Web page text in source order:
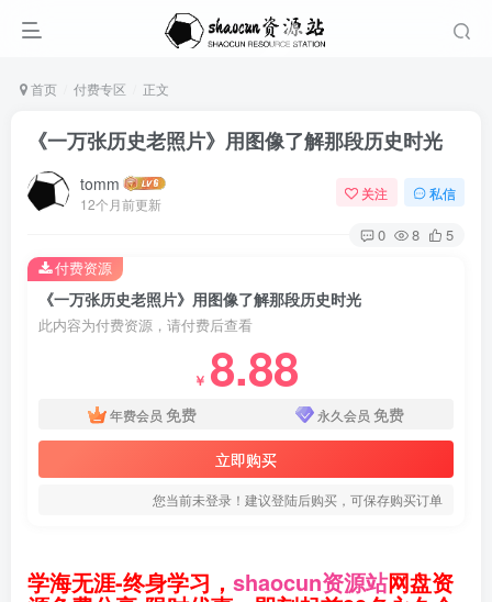
首页 付费专区 正文
《一万张历史老照片》用图像了解那段历史时光
tomm
12个月前更新
关注 私信
0 8 5
《一万张历史老照片》用图像了解那段历史时光
此内容为付费资源，请付费后查看
￥ 8.88
年费会员 免费 永久会员 免费
立即购买
您当前未登录！建议登陆后购买，可保存购买订单
付费资源
学海无涯-终身学习， shaocun资源站网盘资